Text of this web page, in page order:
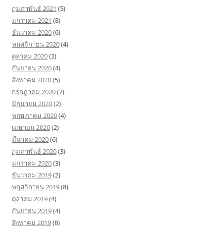
กุมภาพันธ์ 2021 (5)
มกราคม 2021 (8)
ธันวาคม 2020(6)
พฤศจิกายน 2020(4)
ตุลาคม 2020(2)
กันยายน 2020(4)
สิงหาคม 2020(5)
กรกฎาคม 2020(7)
มิถุนายน 2020(2)
พฤษภาคม 2020(4)
เมษายน 2020(2)
มีนาคม 2020(6)
กุมภาพันธ์ 2020(3)
มกราคม 2020(3)
ธันวาคม 2019(2)
พฤศจิกายน 2019(8)
ตุลาคม 2019(4)
กันยายน 2019(4)
สิงหาคม 2019(8)